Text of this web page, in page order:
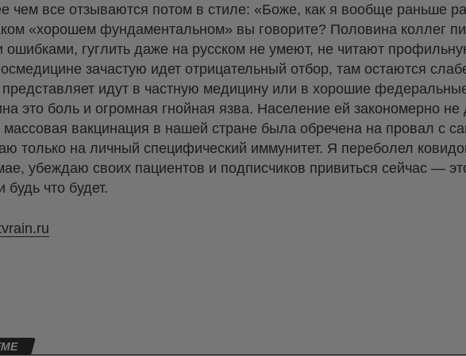
чем все отзываются потом в стиле: «Боже, как я вообще раньше
«хорошем фундаментальном» вы говорите? Половина коллег
гуглить даже на русском не умеют, не читают
зачастую идет отрицательный отбор, там остаются
представляет идут в частную медицину или в хорошие
это боль и огромная гнойная язва. Население ей закономерно не
вакцинация в нашей стране была обречена на провал с
только на личный специфический иммунитет. Я переболел
убеждаю своих пациентов и подписчиков привиться сейчас —
что будет.